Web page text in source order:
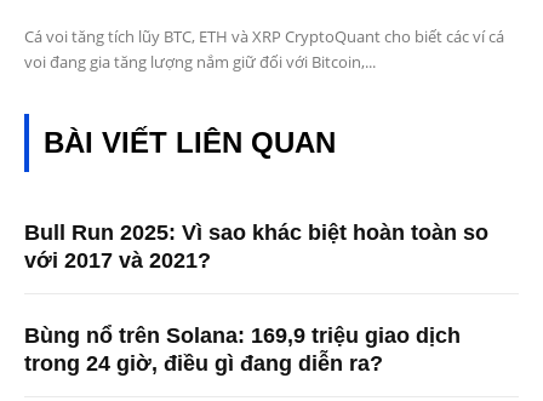
Cá voi tăng tích lũy BTC, ETH và XRP CryptoQuant cho biết các ví cá
voi đang gia tăng lượng nắm giữ đối với Bitcoin,...
BÀI VIẾT LIÊN QUAN
Bull Run 2025: Vì sao khác biệt hoàn toàn so
với 2017 và 2021?
Bùng nổ trên Solana: 169,9 triệu giao dịch
trong 24 giờ, điều gì đang diễn ra?